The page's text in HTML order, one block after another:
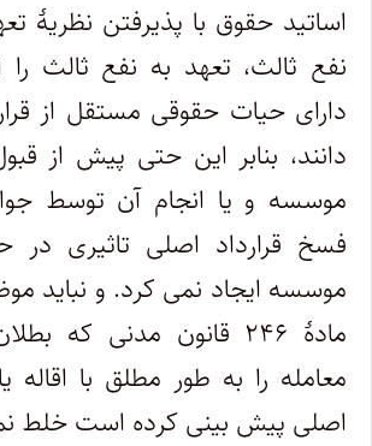
اساتید حقوق با پذیرفتن نظریۀ
نفع ثالث، تعهد به نفع ثالث را
دارای حیات حقوقی مستقل از
دانند، بنابر این حتی پیش از
موسسه و یا انجام آن توسط
فسخ قرارداد اصلی تاثیری در
موسسه ایجاد نمی کرد. و نباید
مادۀ ۲۴۶ قانون مدنی
معامله را به طور مطلق با اقاله
اصلی پیش بینی کرده است خلط